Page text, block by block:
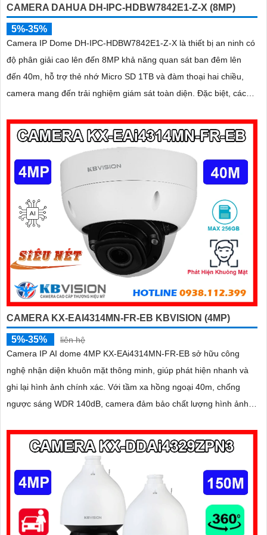
CAMERA DAHUA DH-IPC-HDBW7842E1-Z-X (8MP)
5%-35%
Camera IP Dome DH-IPC-HDBW7842E1-Z-X là thiết bị an ninh có
độ phân giải cao lên đến 8MP khả năng quan sát ban đêm lên
đến 40m, hỗ trợ thẻ nhớ Micro SD 1TB và đàm thoại hai chiều,
camera mang đến trải nghiệm giám sát toàn diện. Đặc biệt, các
giúp nâng cao hiệu quả quản lý và an ninh cho mọi không gian
trong nhà
CAMERA KX-EAI4314MN-FR-EB KBVISION (4MP)
5%-35%
liên hệ
Camera IP AI dome 4MP KX-EAi4314MN-FR-EB sở hữu công
nghệ nhận diện khuôn mặt thông minh, giúp phát hiện nhanh và
ghi lại hình ảnh chính xác. Với tầm xa hồng ngoại 40m, chống
ngược sáng WDR 140dB, camera đảm bảo chất lượng hình ảnh